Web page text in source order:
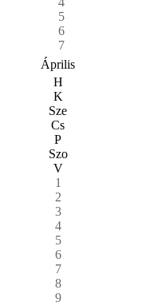
5
6
7
Április
H
K
Sze
Cs
P
Szo
V
1
2
3
4
5
6
7
8
9